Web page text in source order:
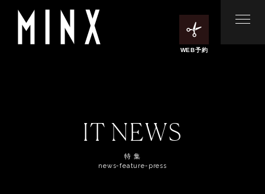
WEB予約
IT NEWS
特 集
news-feature-press